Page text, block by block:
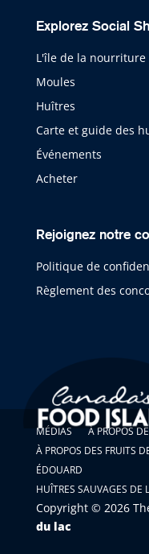
Explorez Social
L'île de la nourriture
Moules
Huîtres
Carte et guide des
Événements
Acheter
Rejoignez notre
Politique de
Règlement des
MÉDIAS
À PROPOS
À PROPOS DES FRUITS
ÉDOUARD
HUÎTRES SAUVAGES DE
Copyright © 2026
du lac